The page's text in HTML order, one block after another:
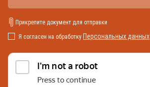
Прикрепите документ для отправки
Я согласен на обработку Персональных данных